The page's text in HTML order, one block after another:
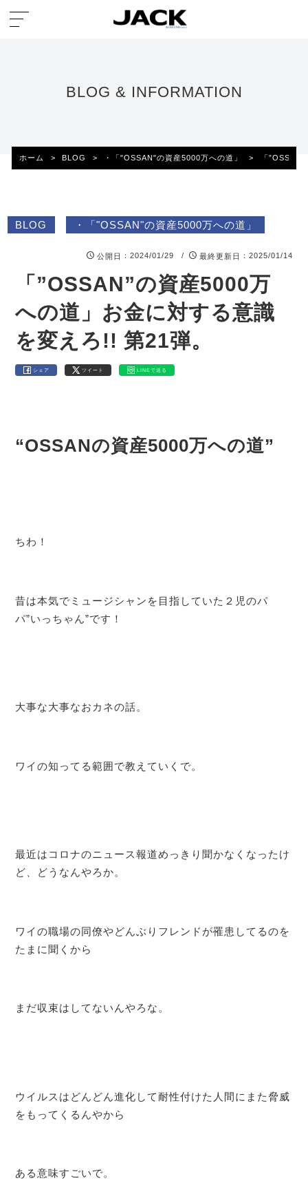
BLOG & INFORMATION
ホーム > BLOG > ・「"OSSAN"の資産5000万への道」 > 「
BLOG ・「"OSSAN"の資産5000万への道」
公開日 ：2024/01/29 / 最終更新日 ：2025/01/14
「”OSSAN”の資産5000万
への道」お金に対する意識
を変えろ!! 第21弾。
シェア ツイート LINEで送る
“OSSANの資産5000万への道”
ちわ！
昔は本気でミュージシャンを目指していた２児のパ
パ”いっちゃん”です！
大事な大事なおカネの話。
ワイの知ってる範囲で教えていくで。
最近はコロナのニュース報道めっきり聞かなくなったけ
ど、どうなんやろか。
ワイの職場の同僚やどんぶりフレンドが罹患してるのを
たまに聞くから
まだ収束はしてないんやろな。
ウイルスはどんどん進化して耐性付けた人間にまた脅威
をもってくるんやから
ある意味すごいで。